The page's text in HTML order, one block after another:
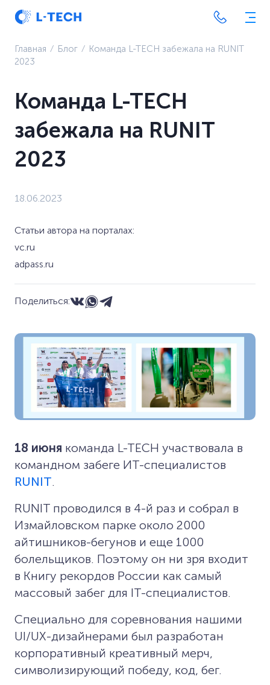
Главная ⁄ Блог ⁄ Команда L-TECH забежала на RUNIT
2023
Команда L-TECH
забежала на RUNIT
2023
18.06.2023
18 июня команда L-TECH участвовала в
командном забеге ИТ-специалистов
RUNIT.
RUNIT проводился в 4-й раз и собрал в
Измайловском парке около 2000
айтишников-бегунов и еще 1000
болельщиков. Поэтому он ни зря входит
в Книгу рекордов России как самый
массовый забег для IT-специалистов.
Специально для соревнования нашими
UI/UX-дизайнерами был разработан
корпоративный креативный мерч,
символизирующий победу, код, бег.
Статьи автора на порталах:
vc.ru
adpass.ru
Поделиться: